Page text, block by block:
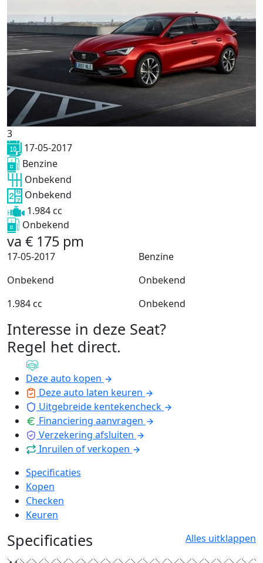
3
17-05-2017
Benzine
Onbekend
Onbekend
1.984 cc
Onbekend
va € 175 pm
17-05-2017
Benzine
Onbekend
Onbekend
1.984 cc
Onbekend
Interesse in deze Seat?
Regel het direct.
Deze auto kopen
Deze auto laten keuren
Uitgebreide kentekencheck
Financiering aanvragen
Verzekering afsluiten
Inruilen of verkopen
Specificaties
Kopen
Checken
Keuren
Specificaties Alles uitklappen